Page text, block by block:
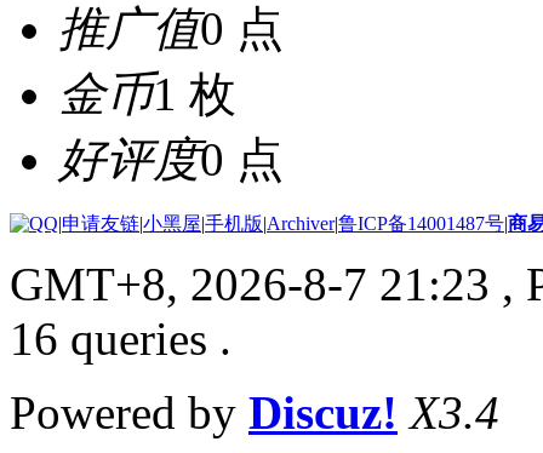
推广值0 点
金币1 枚
好评度0 点
|申请友链|小黑屋|手机版|Archiver|鲁ICP备14001487号|商
GMT+8, 2026-8-7 21:23 ,
16 queries .
Powered by Discuz! X3.4